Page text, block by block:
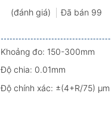
(đánh giá) Đã bán 99
Khoảng đo: 150-300mm
Độ chia: 0.01mm
Độ chính xác: ±(4+R/75) µm